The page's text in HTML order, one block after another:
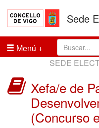
Sede
Menú
SEDE
Xefa/e de
(Concurso